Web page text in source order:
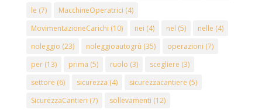
le (7) MacchineOperatrici (4)
MovimentazioneCarichi (10) nei (4) nel (5) nelle (4)
noleggio (23) noleggioautogrù (35) operazioni (7)
per(13) prima (5) ruolo (3) scegliere (3)
settore (6) sicurezza (4) sicurezzacantiere (5)
SicurezzaCantieri (7) sollevamenti (12)